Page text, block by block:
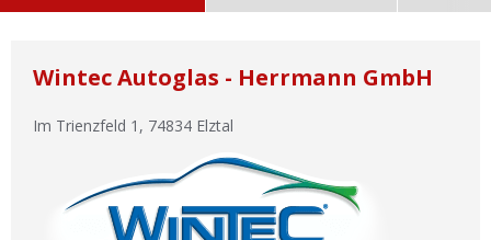
Ratgeber
Scheibensuche
Wintec Autoglas - Herrmann GmbH
Im Trienzfeld 1 , 74834 Elztal